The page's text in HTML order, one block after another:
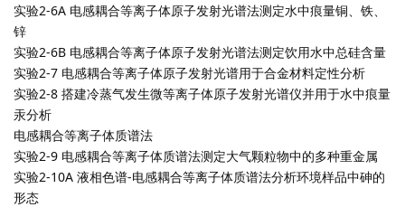
实验2-6A 电感耦合等离子体原子发射光谱法测定水中痕量铜、铁、
锌
实验2-6B 电感耦合等离子体原子发射光谱法测定饮用水中总硅含量
实验2-7 电感耦合等离子体原子发射光谱用于合金材料定性分析
实验2-8 搭建冷蒸气发生微等离子体原子发射光谱仪并用于水中痕量
汞分析
电感耦合等离子体质谱法
实验2-9 电感耦合等离子体质谱法测定大气颗粒物中的多种重金属
实验2-10A 液相色谱-电感耦合等离子体质谱法分析环境样品中砷的
形态